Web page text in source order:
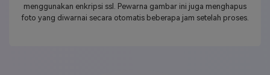
menggunakan enkripsi ssl. Pewarna gambar ini juga menghapus
foto yang diwarnai secara otomatis beberapa jam setelah proses.